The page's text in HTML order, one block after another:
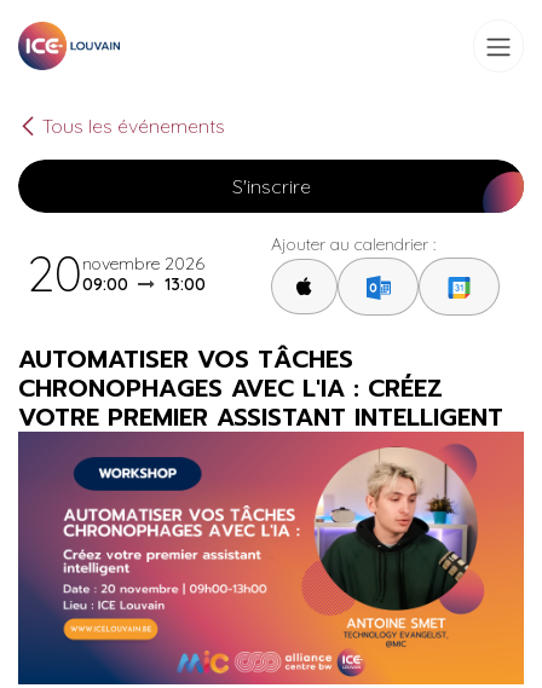
Tous les événements
S'inscrire
20novembre 2026
09:00
13:00
Ajouter au calendrier :
AUTOMATISER VOS TÂCHES
CHRONOPHAGES AVEC L'IA : CRÉEZ
VOTRE PREMIER ASSISTANT INTELLIGENT